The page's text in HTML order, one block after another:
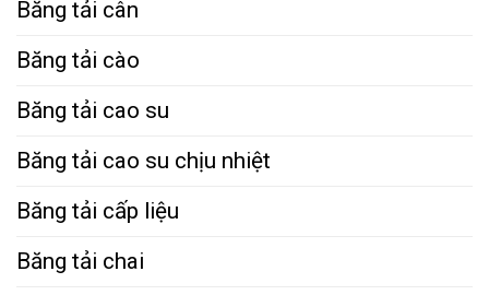
Băng tải cân
Băng tải cào
Băng tải cao su
Băng tải cao su chịu nhiệt
Băng tải cấp liệu
Băng tải chai